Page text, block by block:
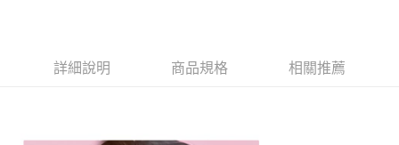
結帳頁面，進行簡訊認證並確認金額後，即可完成結帳。
※ 請注意：結帳手續完成當下不需立刻繳費，但若您需要取消訂單，請聯絡
付款後全家取貨
詳細說明 商品規格 相關推薦